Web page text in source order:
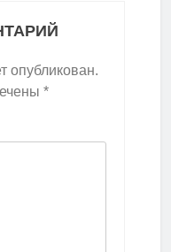
опубликован.
*